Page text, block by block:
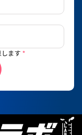
ます *